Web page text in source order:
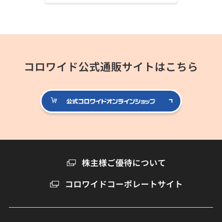
コロワイド公式通販サイトはこちら
公式コロ
株主様ご優待について
コロワイドコーポレートサイト